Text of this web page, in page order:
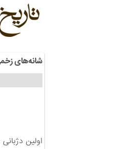
شانه‌های
اولین